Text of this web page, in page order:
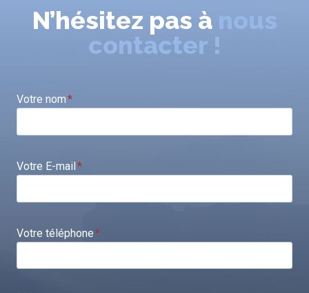
N’hésitez pas à nous
contacter !
Votre nom*
Votre E-mail*
Votre téléphone*